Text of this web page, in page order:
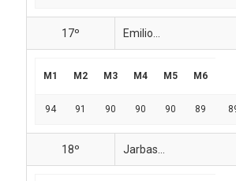
17º Emilio...
M1 M2 M3 M4 M5 M6
94 91 90 90 90 89
18º Jarbas...